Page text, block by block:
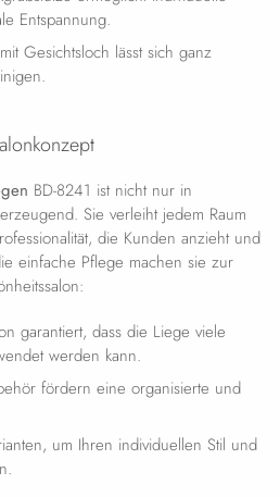
Entspannung.
Gesichtsloch lässt sich ganz
BD-8241 ist nicht nur in
Sie verleiht jedem Raum
die Kunden anzieht und
einfache Pflege machen sie zur
garantiert, dass die Liege viele
werden kann.
fördern eine organisierte und
um Ihren individuellen Stil und